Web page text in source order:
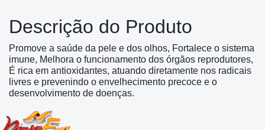
Descrição do Produto
Promove a saúde da pele e dos olhos, Fortalece o sistema
imune, Melhora o funcionamento dos órgãos reprodutores,
É rica em antioxidantes, atuando diretamente nos radicais
livres e prevenindo o envelhecimento precoce e o
desenvolvimento de doenças.